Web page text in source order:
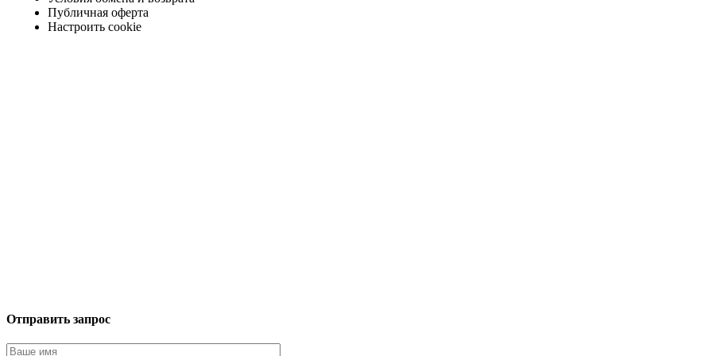
Публичная оферта
Настроить cookie
Отправить запрос